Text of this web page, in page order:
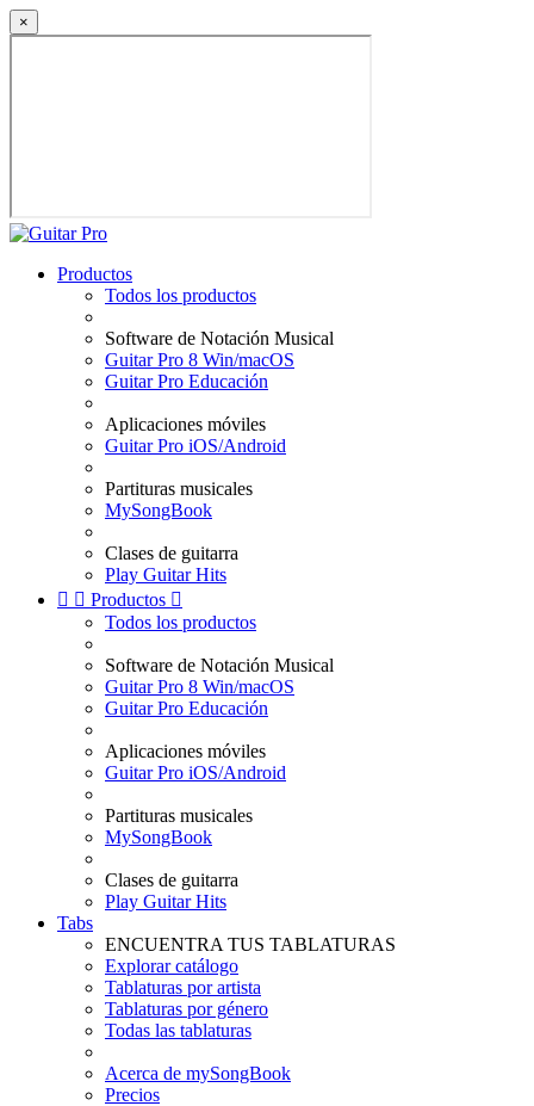
×
Productos
Todos los productos
Software de Notación Musical
Guitar Pro 8 Win/macOS
Guitar Pro Educación
Aplicaciones móviles
Guitar Pro iOS/Android
Partituras musicales
MySongBook
Clases de guitarra
Play Guitar Hits
  Productos 
Todos los productos
Software de Notación Musical
Guitar Pro 8 Win/macOS
Guitar Pro Educación
Aplicaciones móviles
Guitar Pro iOS/Android
Partituras musicales
MySongBook
Clases de guitarra
Play Guitar Hits
Tabs
ENCUENTRA TUS TABLATURAS
Explorar catálogo
Tablaturas por artista
Tablaturas por género
Todas las tablaturas
Acerca de mySongBook
Precios